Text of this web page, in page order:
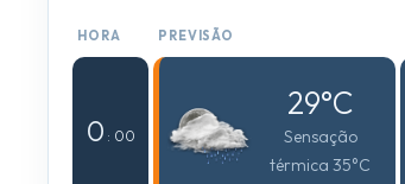
HORA PREVISÃO
0 : 00
29°C
Sensação
térmica 35°C